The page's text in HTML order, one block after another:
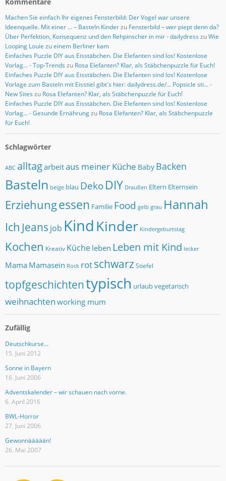
Machen Sie einfach Ihr eigenes Fensterbild: Der Vogel war unsere
Ideenquelle. Mit einer … – Basteln Kinderzu Fensterbild – wer piept denn da?
Über Perfektion, Konsequenz und den Rehpinscher in mir - dailydress zuWie
Looping Louie zu einem Berliner kam
Einfaches Puzzle DIY aus Eisstäbchen. Die Elefanten sind los! Kostenlose
Vorlag... - Top-Trends zu Rosa Elefanten? Klar, als Stäbchenpuzzle für Euch!
Einfaches Puzzle DIY aus Eisstäbchen. Die Elefanten sind los! Kostenlose
Vorlage zum Basteln mit Eisstiel gibt's hier: dailydress.de/... Popsicle sti... -
New Sites zu Rosa Elefanten? Klar, als Stäbchenpuzzle für Euch!
Einfaches Puzzle DIY aus Eisstäbchen. Die Elefanten sind los! Kostenlose
Vorlag... - Gesunde Ernährungzu Rosa Elefanten? Klar, als Stäbchenpuzzle
für Euch!
Schlagwörter
ABC alltagarbeitaus meiner Küche Baby Backen
Basteln beige blau Deko DIY Draußen Eltern Elternsein
Erziehungessen Familie Food gelb grau Hannah
Ich Jeans job KindKinder Kindergeburtstag
Kochen Kreativ Küche leben Leben mit Kind lecker
Mama Mamasein Rock rotschwarz Stiefel
topfgeschichtentypisch urlaubvegetarisch
weihnachtenworking mum
Zufällig
Deutschkurse…
15. Juni 2012
Sonne in Bayern
16. Juni 2006
Adventskalender – wir schauen nach vorne.
6. April 2016
BWL-Horror
27. Juni 2006
Gewonnäääään!
26. Mai 2007